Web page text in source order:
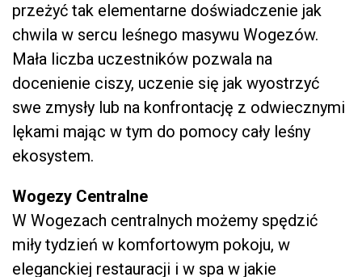
przeżyć tak elementarne doświadczenie jak
chwila w sercu leśnego masywu Wogezów.
Mała liczba uczestników pozwala na
docenienie ciszy, uczenie się jak wyostrzyć
swe zmysły lub na konfrontację z odwiecznymi
lękami mając w tym do pomocy cały leśny
ekosystem.
Wogezy Centralne
W Wogezach centralnych możemy spędzić
miły tydzień w komfortowym pokoju, w
eleganckiej restauracji i w spa w jakie